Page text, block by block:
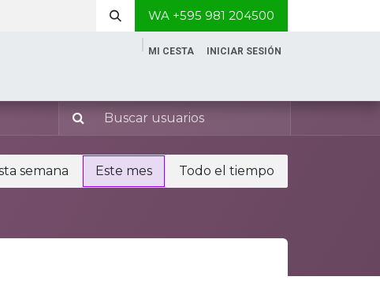
WA +595 981 204500
MI CESTA INICIAR SESIÓN
semana Este mes Todo el tiempo